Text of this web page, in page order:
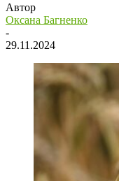
Автор
Оксана Багненко
-
29.11.2024